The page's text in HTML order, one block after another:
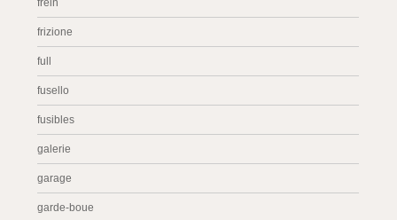
frein
frizione
full
fusello
fusibles
galerie
garage
garde-boue